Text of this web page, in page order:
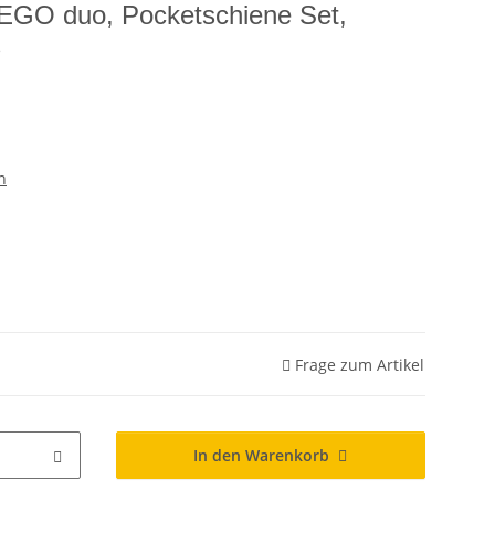
duo, Pocketschiene Set,
Frage zum Artikel
In den Warenkorb